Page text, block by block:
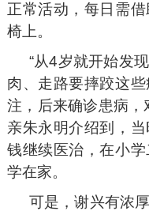
正常活动，每日需
椅上。
“从4岁就开始发
肉、走路要摔跤这
注，后来确诊患病，
亲朱永明介绍到，
钱继续医治，在小
学在家。
可是，谢兴有浓